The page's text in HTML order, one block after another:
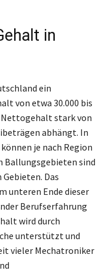
in
ein
von etwa 30.000 bis
Nettogehalt stark von
abhängt. In
je nach Region
Ballungsgebieten sind
Das
unteren Ende dieser
Berufserfahrung
wird durch
unterstützt und
vieler Mechatroniker